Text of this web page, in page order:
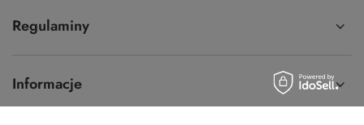
Regulaminy
Informacje